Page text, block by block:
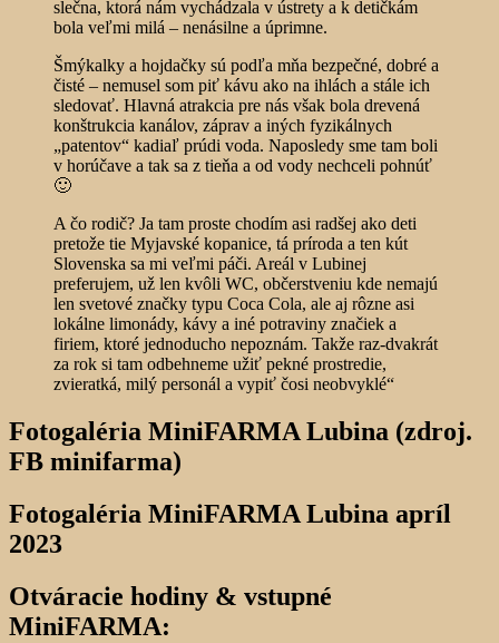
slečna, ktorá nám vychádzala v ústrety a k detičkám
bola veľmi milá – nenásilne a úprimne.
Šmýkalky a hojdačky sú podľa mňa bezpečné, dobré a
čisté – nemusel som piť kávu ako na ihlách a stále ich
sledovať. Hlavná atrakcia pre nás však bola drevená
konštrukcia kanálov, záprav a iných fyzikálnych
„patentov“ kadiaľ prúdi voda. Naposledy sme tam boli
v horúčave a tak sa z tieňa a od vody nechceli pohnúť
🙂
A čo rodič? Ja tam proste chodím asi radšej ako deti
pretože tie Myjavské kopanice, tá príroda a ten kút
Slovenska sa mi veľmi páči. Areál v Lubinej
preferujem, už len kvôli WC, občerstveniu kde nemajú
len svetové značky typu Coca Cola, ale aj rôzne asi
lokálne limonády, kávy a iné potraviny značiek a
firiem, ktoré jednoducho nepoznám. Takže raz-dvakrát
za rok si tam odbehneme užiť pekné prostredie,
zvieratká, milý personál a vypiť čosi neobvyklé“
Fotogaléria MiniFARMA Lubina (zdroj.
FB minifarma)
Fotogaléria MiniFARMA Lubina apríl
2023
Otváracie hodiny & vstupné
MiniFARMA: